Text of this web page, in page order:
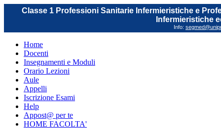
Classe 1 Professioni Sanitarie Infermieristiche e
Infermieristiche
Info:
Home
Docenti
Insegnamenti e Moduli
Orario Lezioni
Aule
Appelli
Iscrizione Esami
Help
Appost@ per te
HOME FACOLTA'